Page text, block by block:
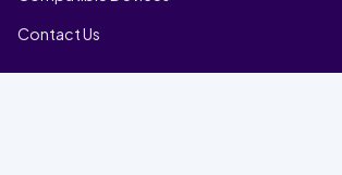
Contact Us